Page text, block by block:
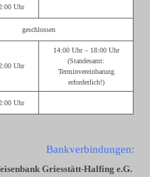
Uhr
geschlossen
Uhr
14:00 Uhr – 18:00 Uhr
(Standesamt:
Terminvereinbarung
erforderlich!)
Uhr
Bankverbindungen:
Griesstätt-Halfing e.G.